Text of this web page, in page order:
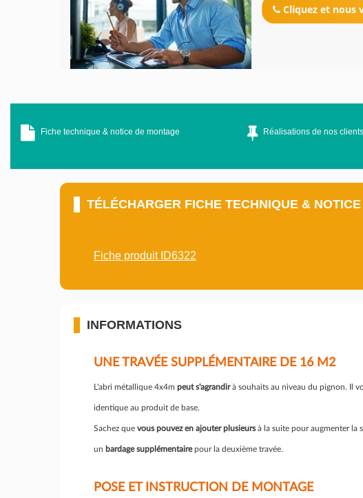
Cliquez et nous
Fiche technique & notice de montage Réalisations de nos clients
TÉLÉCHARGER FICHE TECHNIQUE &
Fiche produit ID6322
INFORMATIONS
UNE TRAVÉE SUPPLÉMENTAIRE DE 16 M2
L'abri métallique 4x4m peut s'agrandirà souhaits au niveau du pignon. Il
identique au produit de base.
Sachez que vous pouvez en ajouter plusieursà la suite pour augmenter la
un bardage supplémentairepour la deuxième travée.
POSE ET INSTRUCTION DE MONTAGE